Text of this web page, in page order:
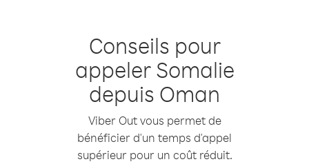
Conseils pour
appeler Somalie
depuis Oman
Viber Out vous permet de
bénéficier d'un temps d'appel
supérieur pour un coût réduit.